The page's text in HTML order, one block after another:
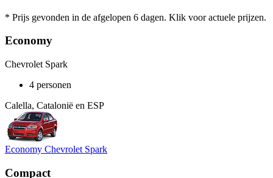
* Prijs gevonden in de afgelopen 6 dagen. Klik voor actuele prijzen.
Economy
Chevrolet Spark
4 personen
Calella, Catalonië en ESP
Economy Chevrolet Spark
Compact